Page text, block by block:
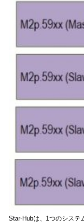
Star-Hubは、1つのシステ